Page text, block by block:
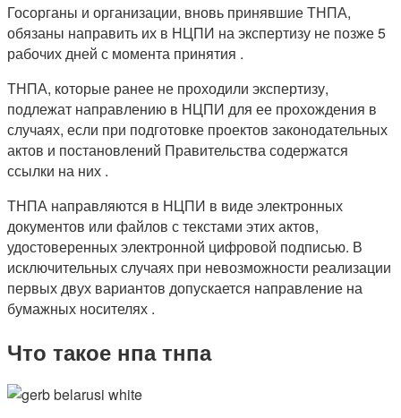
Госорганы и организации, вновь принявшие ТНПА,
обязаны направить их в НЦПИ на экспертизу не позже 5
рабочих дней с момента принятия .
ТНПА, которые ранее не проходили экспертизу,
подлежат направлению в НЦПИ для ее прохождения в
случаях, если при подготовке проектов законодательных
актов и постановлений Правительства содержатся
ссылки на них .
ТНПА направляются в НЦПИ в виде электронных
документов или файлов с текстами этих актов,
удостоверенных электронной цифровой подписью. В
исключительных случаях при невозможности реализации
первых двух вариантов допускается направление на
бумажных носителях .
Что такое нпа тнпа